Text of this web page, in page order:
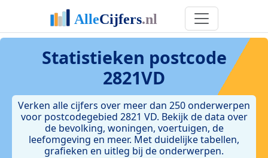
Statistieken postcode
2821VD
Verken alle cijfers over meer dan 250 onderwerpen
voor postcodegebied 2821 VD. Bekijk de data over
de bevolking, woningen, voertuigen, de
leefomgeving en meer. Met duidelijke tabellen,
grafieken en uitleg bij de onderwerpen.